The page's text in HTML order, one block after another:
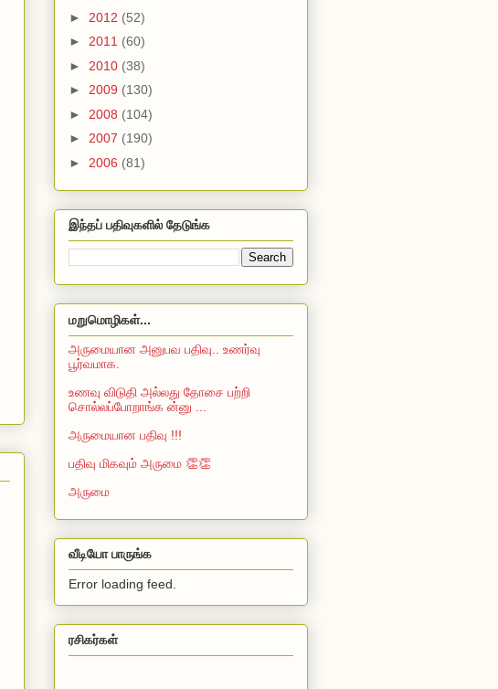
► 2012 (52)
► 2011 (60)
► 2010 (38)
► 2009 (130)
► 2008 (104)
► 2007 (190)
► 2006 (81)
இந்தப் பதிவுகளில் தேடுங்க
மறுமொழிகள்...
அருமையான அனுபவ பதிவு.. உணர்வு
பூர்வமாக.
உணவு விடுதி அல்லது தோசை பற்றி
சொல்லப்போறாங்க ன்னு ...
அருமையான பதிவு !!!
பதிவு மிகவும் அருமை 👏👏
அருமை
வீடியோ பாருங்க
Error loading feed.
ரசிகர்கள்